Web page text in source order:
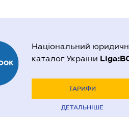
Національний
каталог України
ТАРИФИ
ДЕТАЛЬНІШЕ